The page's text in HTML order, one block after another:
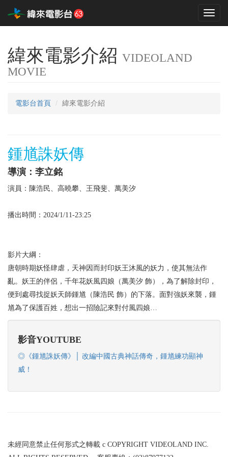
Toggle
緯來電影介紹 VIDEOLAND
MOVIE
電影台首頁 緯來電影介紹
鍾馗誅妖傳
導演：李立銘
演員：陳浩民、高曉攀、王飛斐、萬美汐
播出時間：2024/1/11-23:25
影片大綱：
唐朝時期妖怪肆虐，天神因而封印妖王沐風的妖力，使其無法作
亂。妖王的伴侶，千年花妖風四娘（萬美汐 飾），為了解除封印，
便到處尋找捉妖天師鍾馗（陳浩民 飾）的下落。面對強妖來襲，鍾
馗為了保護百姓，想出一招險記來對付風四娘…
影音YOUTUBE
◎《鍾馗誅妖傳》│ 改編中國古典神話傳奇，鍾馗練功顯神
威！
未經同意禁止任何形式之轉載 c COPYRIGHT VIDEOLAND INC.